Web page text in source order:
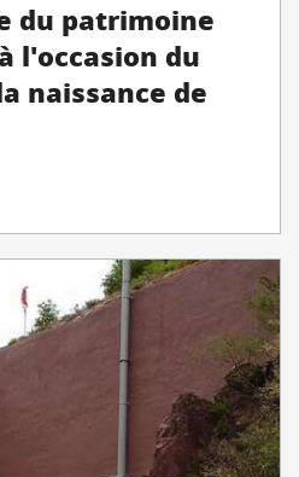
du patrimoine
l'occasion du
naissance de